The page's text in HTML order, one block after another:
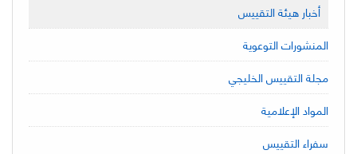
أخبار هيئة التقييس
المنشورات التوعوية
مجلة التقييس الخليجي
المواد الإعلامية
سفراء التقييس